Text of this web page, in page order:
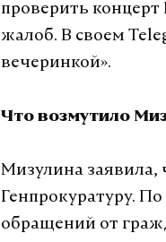
проверить
жалоб. В своем
вечеринкой».
Что возмутило
Мизулина заявила,
Генпрокуратуру.
обращений от